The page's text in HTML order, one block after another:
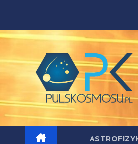
content